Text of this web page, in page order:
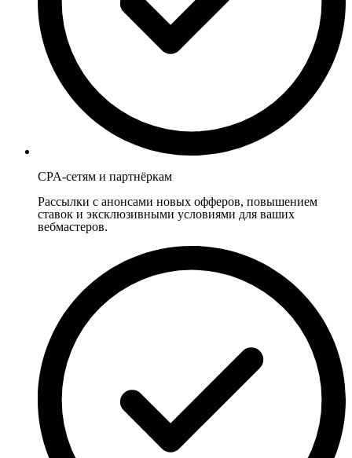
CPA-сетям и партнёркам
Рассылки с анонсами новых офферов, повышением
ставок и эксклюзивными условиями для ваших
вебмастеров.